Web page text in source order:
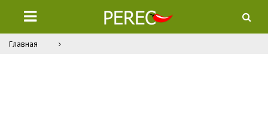
Главная